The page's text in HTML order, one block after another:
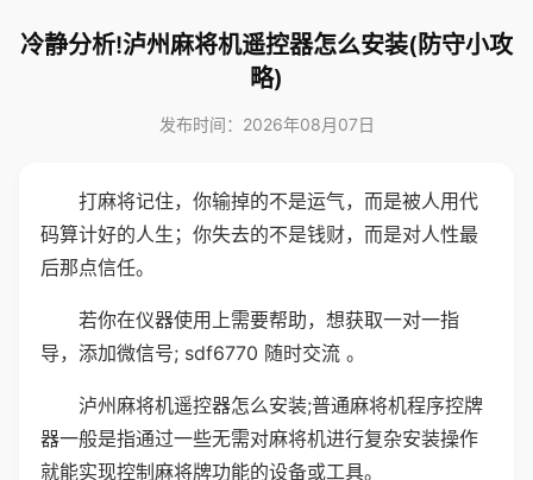
冷静分析!泸州麻将机遥控器怎么安装(防守小攻
略)
发布时间：2026年08月07日
打麻将记住，你输掉的不是运气，而是被人用代
码算计好的人生；你失去的不是钱财，而是对人性最
后那点信任。
若你在仪器使用上需要帮助，想获取一对一指
导，添加微信号; sdf6770 随时交流 。
泸州麻将机遥控器怎么安装;普通麻将机程序控牌
器一般是指通过一些无需对麻将机进行复杂安装操作
就能实现控制麻将牌功能的设备或工具。